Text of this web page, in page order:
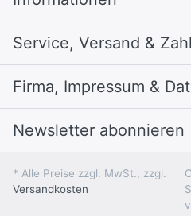
Service, Versand &
Firma, Impressum &
Newsletter abonnieren
* Alle Preise zzgl. MwSt., zzgl.
Versandkosten